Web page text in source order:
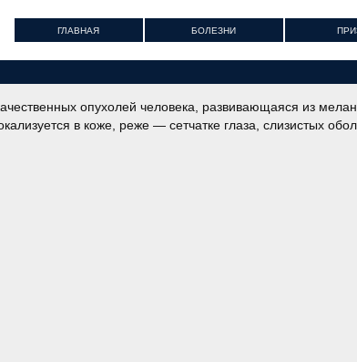
ГЛАВНАЯ БОЛЕЗНИ
опухолей человека, развивающаяся из
в коже, реже — сетчатке глаза, слизистых